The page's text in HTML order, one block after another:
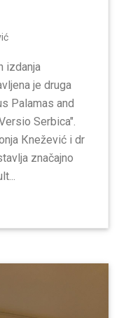
izdanja
je druga
Palamas and
Serbica".
Кnežević i dr
značajno